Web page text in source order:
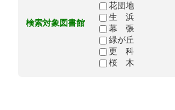
検索対象図書館
花団地
生 浜
幕 張
緑が丘
更 科
桜 木